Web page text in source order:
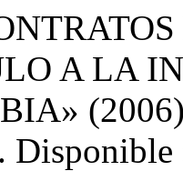
A LA
(2006)
Disponible